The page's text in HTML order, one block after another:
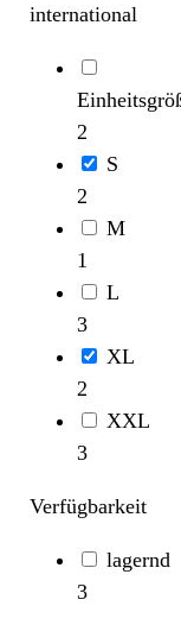
international
2
S
2
M
1
L
3
XL
2
XXL
3
Verfügbarkeit
lagernd
3